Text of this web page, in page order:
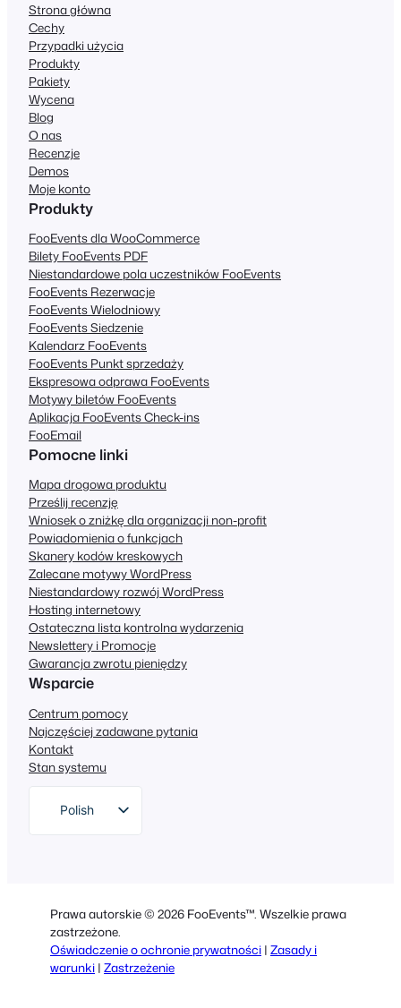
Strona główna
Cechy
Przypadki użycia
Produkty
Pakiety
Wycena
Blog
O nas
Recenzje
Demos
Moje konto
Produkty
FooEvents dla WooCommerce
Bilety FooEvents PDF
Niestandardowe pola uczestników FooEvents
FooEvents Rezerwacje
FooEvents Wielodniowy
FooEvents Siedzenie
Kalendarz FooEvents
FooEvents Punkt sprzedaży
Ekspresowa odprawa FooEvents
Motywy biletów FooEvents
Aplikacja FooEvents Check-ins
FooEmail
Pomocne linki
Mapa drogowa produktu
Prześlij recenzję
Wniosek o zniżkę dla organizacji non-profit
Powiadomienia o funkcjach
Skanery kodów kreskowych
Zalecane motywy WordPress
Niestandardowy rozwój WordPress
Hosting internetowy
Ostateczna lista kontrolna wydarzenia
Newslettery i Promocje
Gwarancja zwrotu pieniędzy
Wsparcie
Centrum pomocy
Najczęściej zadawane pytania
Kontakt
Stan systemu
Polish
English
Spanish
Italian
Prawa autorskie © 2026 FooEvents™. Wszelkie prawa
zastrzeżone.
Oświadczenie o ochronie prywatności | Zasady i
warunki | Zastrzeżenie